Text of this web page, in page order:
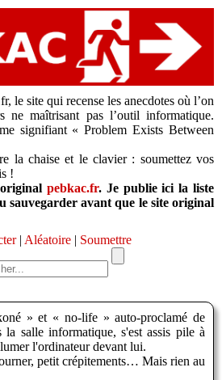
le site qui recense les anecdotes où l’on
ne maîtrisant pas l’outil informatique.
signifiant « Problem Exists Between
la chaise et le clavier : soumettez vos
!
pebkac.fr. Je publie ici la liste
sauvegarder avant que le site original
| Aléatoire | Soumettre
» et « no-life » auto-proclamé de
la salle informatique, s'est assis pile à
l'ordinateur devant lui.
petit crépitements… Mais rien au